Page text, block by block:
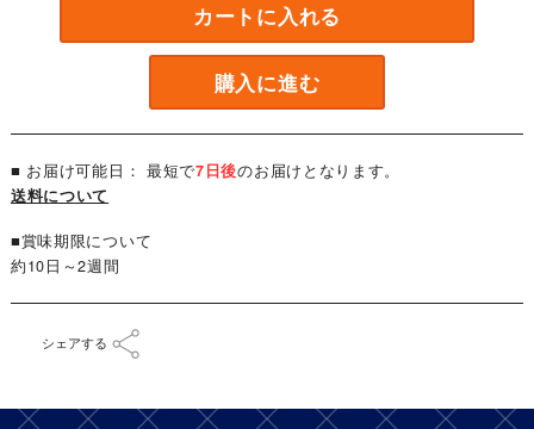
カートに入れる
購入に進む
■ お届け可能日： 最短で7日後のお届けとなります。
送料について
■賞味期限について
約10日～2週間
シェアする